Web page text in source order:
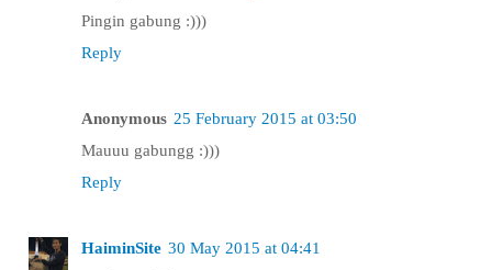
Pingin gabung :)))
Reply
Anonymous 25 February 2015 at 03:50
Mauuu gabungg :)))
Reply
HaiminSite 30 May 2015 at 04:41